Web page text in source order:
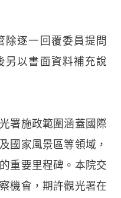
除逐一回覆委員提問
另以書面資料補充說
署施政範圍涵蓋國際
國家風景區等領域，
重要里程碑。本院交
機會，期許觀光署在